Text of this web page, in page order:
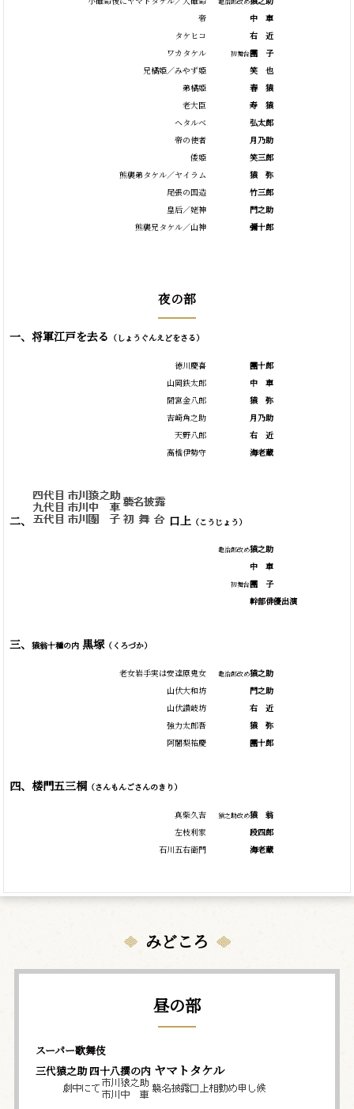
帝
タケヒコ
ワカタケル
兄橘姫／みやず姫
弟橘姫
老大臣
ヘタルベ
帝の使者
倭姫
熊襲弟タケル／ヤイラム
尾張の国造
皇后／姥神
熊襲兄タケル／山神
中
車
右
近
初舞台團
子
笑
也
春
猿
寿
猿
弘太郎
月乃助
笑三郎
猿
弥
竹三郎
門之助
彌十郎
夜の部
一、将軍江戸を去る （しょうぐんえどをさる）
徳川慶喜
山岡鉄太郎
間宮金八郎
吉崎角之助
天野八郎
高橋伊勢守
團十郎
中
車
猿
弥
月乃助
右
近
海老蔵
二、 口上 （こうじょう）
亀治郎改め猿之助
中
車
初舞台團
子
幹部俳優出演
三、 猿翁十種の内黒塚（くろづか）
老女岩手実は安達原鬼女
山伏大和坊
山伏讃岐坊
強力太郎吾
阿闍梨祐慶
亀治郎改め猿之助
門之助
右
近
猿
弥
團十郎
四、楼門五三桐 （さんもんごさんのきり）
真柴久吉
左枝利家
石川五右衛門
猿之助改め猿
翁
段四郎
海老蔵
みどころ
昼の部
スーパー歌舞伎
三代猿之助 四十八撰の内ヤマトタケル